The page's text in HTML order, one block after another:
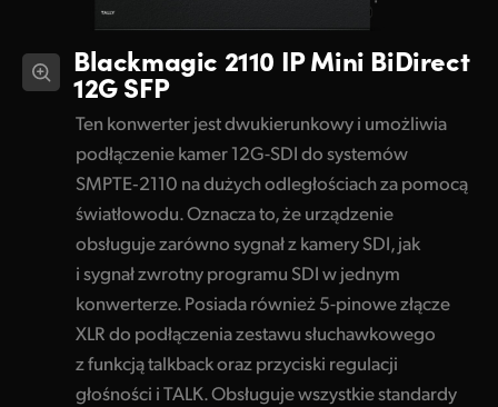
Blackmagic 2110 IPMini BiDirect
12G SFP
Ten konwerter jest dwukierunkowy i umożliwia
podłączenie kamer 12G-SDI do systemów
SMPTE‑2110 na dużych odległościach za pomocą
światłowodu. Oznacza to, że urządzenie
obsługuje zarówno sygnał z kamery SDI, jak
i sygnał zwrotny programu SDI w jednym
konwerterze. Posiada również 5-pinowe złącze
XLR do podłączenia zestawu słuchawkowego
z funkcją talkback oraz przyciski regulacji
głośności i TALK. Obsługuje wszystkie standardy